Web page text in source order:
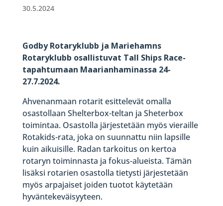
30.5.2024
Godby Rotaryklubb ja Mariehamns
Rotaryklubb osallistuvat Tall Ships Race-
tapahtumaan Maarianhaminassa 24-
27.7.2024.
Ahvenanmaan rotarit esittelevät omalla
osastollaan Shelterbox-teltan ja Sheterbox
toimintaa. Osastolla järjestetään myös vieraille
Rotakids-rata, joka on suunnattu niin lapsille
kuin aikuisille. Radan tarkoitus on kertoa
rotaryn toiminnasta ja fokus-alueista. Tämän
lisäksi rotarien osastolla tietysti järjestetään
myös arpajaiset joiden tuotot käytetään
hyväntekeväisyyteen.